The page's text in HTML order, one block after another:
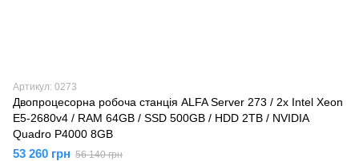
Артикул: 0273
Двопроцесорна робоча станція ALFA Server 273 / 2x Intel Xeon
E5-2680v4 / RAM 64GB / SSD 500GB / HDD 2TB / NVIDIA
Quadro P4000 8GB
53 260 грн 56 140 грн